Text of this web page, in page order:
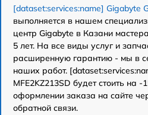
[dataset:services:name] Gigabyte
выполняется в нашем
центр Gigabyte в Казани
5 лет. На все виды услуг и
расширенную гарантию - мы в
наших работ.
MFE2KZ213SD будет стоить на
оформлении заказа на сайте
обратной связи.